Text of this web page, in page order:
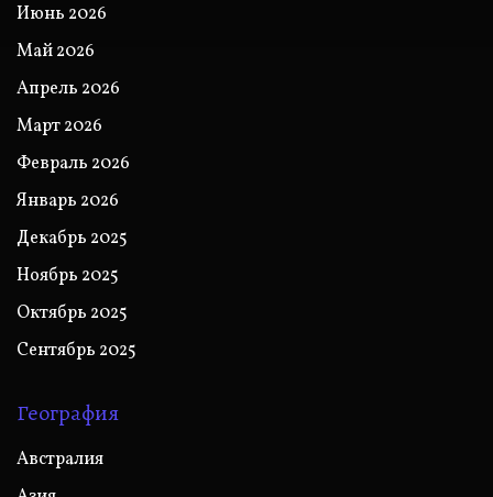
Июнь 2026
Май 2026
Апрель 2026
Март 2026
Февраль 2026
Январь 2026
Декабрь 2025
Ноябрь 2025
Октябрь 2025
Сентябрь 2025
География
Австралия